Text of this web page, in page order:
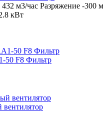
432 м3/час Разряжение -300
кВт
50 F8 Фильтр
вентилятор